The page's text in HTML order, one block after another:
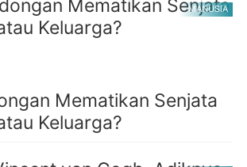
MANUSIA
Mematikan Senjata
Keluarga?